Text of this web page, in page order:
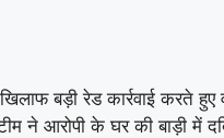
बड़ी रेड कार्रवाई करते हुए
ने आरोपी के घर की बाड़ी में